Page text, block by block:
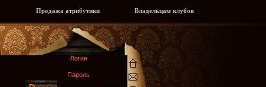
Продажа атрибутики Владельцам клубов